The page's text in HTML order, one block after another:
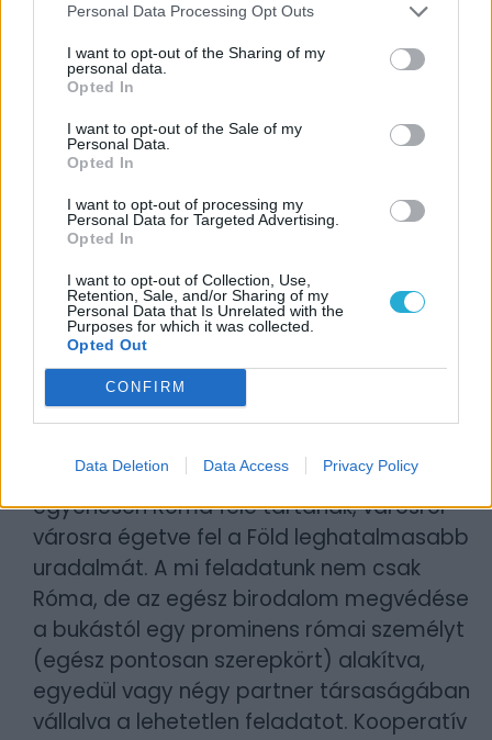
Personal Data Processing Opt Outs
I want to opt-out of the Sharing of my
personal data.
Opted In
I want to opt-out of the Sale of my
Personal Data.
Opted In
I want to opt-out of processing my
Personal Data for Targeted Advertising.
Opted In
I want to opt-out of Collection, Use,
Retention, Sale, and/or Sharing of my
Personal Data that Is Unrelated with the
Purposes for which it was collected.
Opted Out
CONFIRM
Data Deletion Data Access Privacy Policy
bukásában pedig a barbár hordák
megállítása a cél.
A helyszín ezúttal az 5. századi Európa,
melyben a korrupció, a gazdasági válság
és a túlterhelt katonaság alatt nyögő
határokról beözönlő barbár hordák
egyenesen Róma felé tartanak, városról
városra égetve fel a Föld leghatalmasabb
uradalmát. A mi feladatunk nem csak
Róma, de az egész birodalom megvédése
a bukástól egy prominens római személyt
(egész pontosan szerepkört) alakítva,
egyedül vagy négy partner társaságában
vállalva a lehetetlen feladatot. Kooperatív